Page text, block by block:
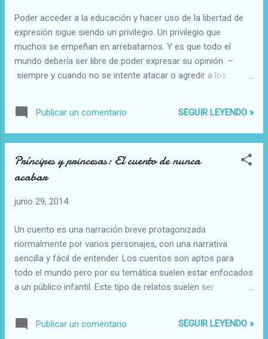
Obviamente en la selva seriamos mucho más libres de hacer
lo que quisiéramos y de vivir co...
Poder acceder a la educación y hacer uso de la libertad de
expresión sigue siendo un privilegio. Un privilegio que
muchos se empeñan en arrebatarnos. Y es que todo el
mundo debería ser libre de poder expresar su opinión –
siempre y cuando no se intente atacar o agredir a los
egocéntricas y siempre intentamos imponer nuestra opinión,
nuestras creencias o ideas ante la de los demás. De ahí el
surgimiento de las dictaduras que han asolado el mundo y
personas que intentan imponer su pensamiento ante el
resto. ¡Todos lo hacemos! Todos queremos
nosotros, que comparta nuestras aficiones, nuestros
nuestros semejantes, quizá para no sentirnos tan solos. Por
ello el ser humano siempre ha repudiado todo aquello que
es distinto o diferente. Todo aquello que se sale de ...
Publicar un comentario SEGUIR LEYENDO »
Príncipes y princesas: El cuento de nunca
acabar
junio 29, 2014
Un cuento es una narración breve protagonizada
normalmente por varios personajes, con una narrativa
sencilla y fácil de entender. Los cuentos son aptos para
todo el mundo pero por su temática suelen estar enfocados
a un público infantil. Este tipo de relatos suelen ser
también estimular su imaginación. Todos hemos crecido
Publicar un comentario SEGUIR LEYENDO »